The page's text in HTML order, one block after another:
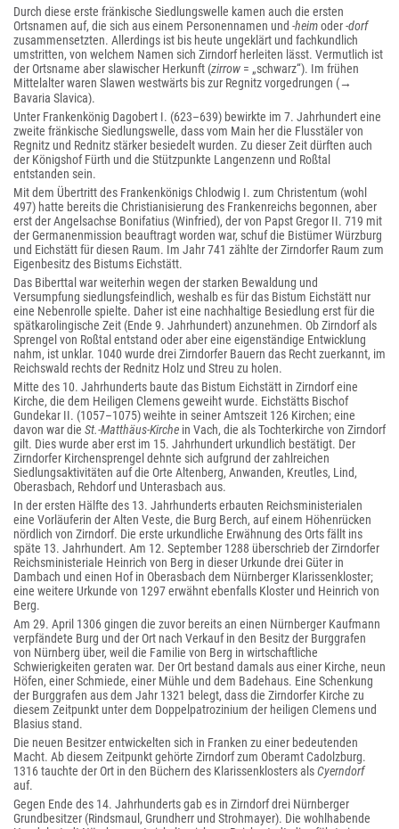
Durch diese erste fränkische Siedlungswelle kamen auch die ersten
Ortsnamen auf, die sich aus einem Personennamen und -heimoder-dorf
zusammensetzten. Allerdings ist bis heute ungeklärt und fachkundlich
umstritten, von welchem Namen sich Zirndorf herleiten lässt. Vermutlich ist
der Ortsname aber slawischer Herkunft (zirrow = „schwarz“). Im frühen
Mittelalter waren Slawen westwärts bis zur Regnitz vorgedrungen (→
Bavaria Slavica).
Unter Frankenkönig Dagobert I. (623–639) bewirkte im 7. Jahrhundert eine
zweite fränkische Siedlungswelle, dass vom Main her die Flusstäler von
Regnitz und Rednitz stärker besiedelt wurden. Zu dieser Zeit dürften auch
der Königshof Fürth und die Stützpunkte Langenzenn und Roßtal
entstanden sein.
Mit dem Übertritt des Frankenkönigs Chlodwig I. zum Christentum (wohl
497) hatte bereits die Christianisierung des Frankenreichs begonnen, aber
erst der Angelsachse Bonifatius (Winfried), der von Papst Gregor II. 719 mit
der Germanenmission beauftragt worden war, schuf die Bistümer Würzburg
und Eichstätt für diesen Raum. Im Jahr 741 zählte der Zirndorfer Raum zum
Eigenbesitz des Bistums Eichstätt.
Das Biberttal war weiterhin wegen der starken Bewaldung und
Versumpfung siedlungsfeindlich, weshalb es für das Bistum Eichstätt nur
eine Nebenrolle spielte. Daher ist eine nachhaltige Besiedlung erst für die
spätkarolingische Zeit (Ende 9. Jahrhundert) anzunehmen. Ob Zirndorf als
Sprengel von Roßtal entstand oder aber eine eigenständige Entwicklung
nahm, ist unklar. 1040 wurde drei Zirndorfer Bauern das Recht zuerkannt, im
Reichswald rechts der Rednitz Holz und Streu zu holen.
Mitte des 10. Jahrhunderts baute das Bistum Eichstätt in Zirndorf eine
Kirche, die dem Heiligen Clemens geweiht wurde. Eichstätts Bischof
Gundekar II. (1057–1075) weihte in seiner Amtszeit 126 Kirchen; eine
davon war die St.-Matthäus-Kirche in Vach, die als Tochterkirche von Zirndorf
gilt. Dies wurde aber erst im 15. Jahrhundert urkundlich bestätigt. Der
Zirndorfer Kirchensprengel dehnte sich aufgrund der zahlreichen
Siedlungsaktivitäten auf die Orte Altenberg, Anwanden, Kreutles, Lind,
Oberasbach, Rehdorf und Unterasbach aus.
In der ersten Hälfte des 13. Jahrhunderts erbauten Reichsministerialen
eine Vorläuferin der Alten Veste, die Burg Berch, auf einem Höhenrücken
nördlich von Zirndorf. Die erste urkundliche Erwähnung des Orts fällt ins
späte 13. Jahrhundert. Am 12. September 1288 überschrieb der Zirndorfer
Reichsministeriale Heinrich von Berg in dieser Urkunde drei Güter in
Dambach und einen Hof in Oberasbach dem Nürnberger Klarissenkloster;
eine weitere Urkunde von 1297 erwähnt ebenfalls Kloster und Heinrich von
Berg.
Am 29. April 1306 gingen die zuvor bereits an einen Nürnberger Kaufmann
verpfändete Burg und der Ort nach Verkauf in den Besitz der Burggrafen
von Nürnberg über, weil die Familie von Berg in wirtschaftliche
Schwierigkeiten geraten war. Der Ort bestand damals aus einer Kirche, neun
Höfen, einer Schmiede, einer Mühle und dem Badehaus. Eine Schenkung
der Burggrafen aus dem Jahr 1321 belegt, dass die Zirndorfer Kirche zu
diesem Zeitpunkt unter dem Doppelpatrozinium der heiligen Clemens und
Blasius stand.
Die neuen Besitzer entwickelten sich in Franken zu einer bedeutenden
Macht. Ab diesem Zeitpunkt gehörte Zirndorf zum Oberamt Cadolzburg.
1316 tauchte der Ort in den Büchern des Klarissenklosters alsCyerndorf
auf.
Gegen Ende des 14. Jahrhunderts gab es in Zirndorf drei Nürnberger
Grundbesitzer (Rindsmaul, Grundherr und Strohmayer). Die wohlhabende